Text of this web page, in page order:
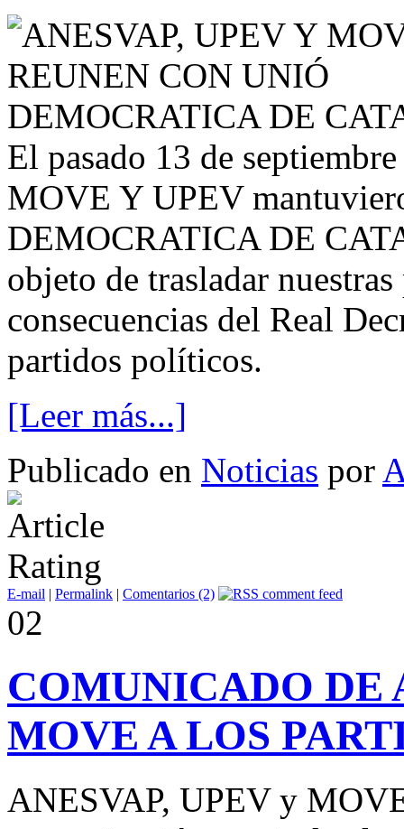
El pasado 13 de
MOVE Y UPEV
DEMOCRATICA DE
objeto de trasladar
consecuencias del Real
partidos políticos.
[Leer más...]
Publicado en Noticias por
E-mail | Permalink | Comentarios (2)
02
COMUNICADO DE
MOVE A LOS
ANESVAP, UPEV y